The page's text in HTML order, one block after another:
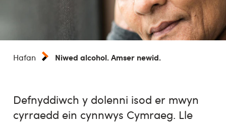
Hafan Niwed alcohol. Amser newid.
Defnyddiwch y dolenni isod er mwyn
cyrraedd ein cynnwys Cymraeg. Lle